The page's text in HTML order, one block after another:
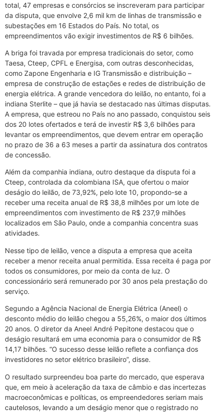
total, 47 empresas e consórcios se inscreveram para participar
da disputa, que envolve 2,6 mil km de linhas de transmissão e
subestações em 16 Estados do País. No total, os
empreendimentos vão exigir investimentos de R$ 6 bilhões.
A briga foi travada por empresa tradicionais do setor, como
Taesa, Cteep, CPFL e Energisa, com outras desconhecidas,
como Zapone Engenharia e IG Transmissão e distribuição –
empresa de construção de estações e redes de distribuição de
energia elétrica. A grande vencedora do leilão, no entanto, foi a
indiana Sterlite – que já havia se destacado nas últimas disputas.
A empresa, que estreou no País no ano passado, conquistou seis
dos 20 lotes ofertados e terá de investir R$ 3,6 bilhões para
levantar os empreendimentos, que devem entrar em operação
no prazo de 36 a 63 meses a partir da assinatura dos contratos
de concessão.
Além da companhia indiana, outro destaque da disputa foi a
Cteep, controlada da colombiana ISA, que ofertou o maior
deságio do leilão, de 73,92%, pelo lote 10, propondo-se a
receber uma receita anual de R$ 38,8 milhões por um lote de
empreendimentos com investimento de R$ 237,9 milhões
localizados em São Paulo, onde a companhia concentra suas
atividades.
Nesse tipo de leilão, vence a disputa a empresa que aceita
receber a menor receita anual permitida. Essa receita é paga por
todos os consumidores, por meio da conta de luz. O
concessionário será remunerado por 30 anos pela prestação do
serviço.
Segundo a Agência Nacional de Energia Elétrica (Aneel) o
desconto médio do leilão chegou a 55,26%, o maior dos últimos
20 anos. O diretor da Aneel André Pepitone destacou que o
deságio resultará em uma economia para o consumidor de R$
14,17 bilhões. “O sucesso desse leilão reflete a confiança dos
investidores no setor elétrico brasileiro”, disse.
O resultado surpreendeu boa parte do mercado, que esperava
que, em meio à aceleração da taxa de câmbio e das incertezas
macroeconômicas e políticas, os empreendedores seriam mais
cautelosos, levando a um deságio menor que o registrado no